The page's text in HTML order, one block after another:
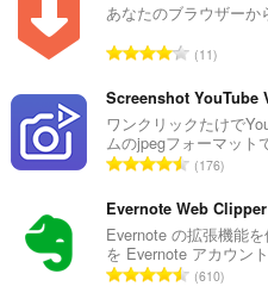
は、
ブ
お
よ
ブ
総
：
あなたのブラウザーか
評
の
総
数
：
11
Screenshot YouTube
ワンクリックたけで
ムのjpegフォーマット
評
の
総
数
：
176
Evernote Web Clipper
Evernote の拡張機能
を Evernote アカウン
評610